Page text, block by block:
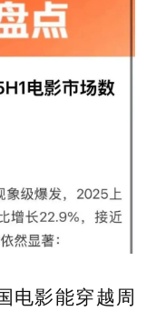
电影能穿越周